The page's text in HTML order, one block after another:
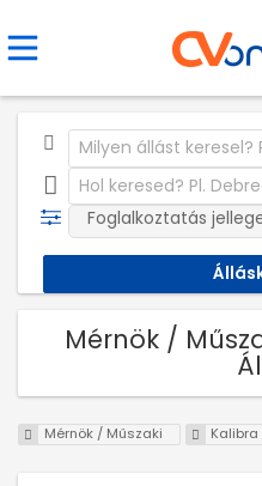
Foglalkoztatás
Mérnök /
Mérnök / Műszaki Kalibra